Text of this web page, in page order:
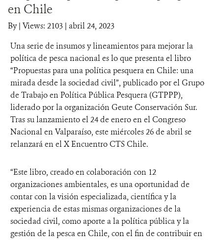
en Chile
By| Views: 2103 | abril 24, 2023
Una serie de insumos y lineamientos para mejorar la
política de pesca nacional es lo que presenta el libro
“Propuestas para una política pesquera en Chile: una
mirada desde la sociedad civil”, publicado por el Grupo
de Trabajo en Política Pública Pesquera (GTPPP),
liderado por la organización Geute Conservación Sur.
Tras su lanzamiento el 24 de enero en el Congreso
Nacional en Valparaíso, este miércoles 26 de abril se
relanzará en el X Encuentro CTS Chile.
“Este libro, creado en colaboración con 12
organizaciones ambientales, es una oportunidad de
contar con la visión especializada, científica y la
experiencia de estas mismas organizaciones de la
sociedad civil, como aporte a la política pública y la
gestión de la pesca en Chile, con el fin de contribuir en